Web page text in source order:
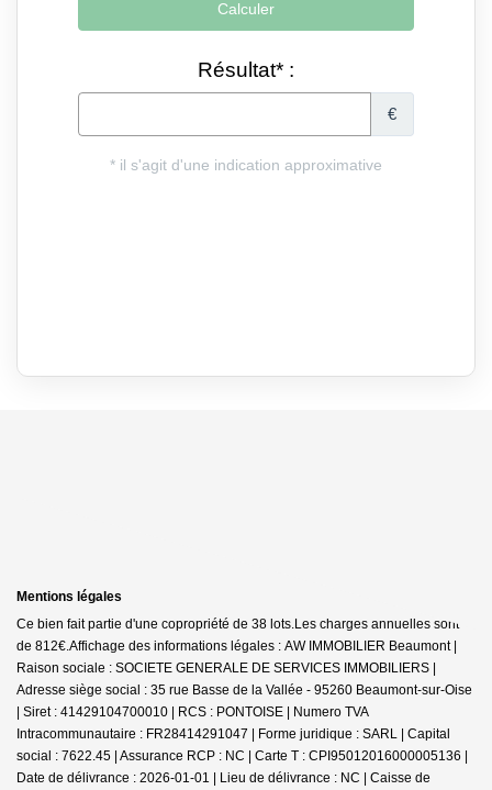
Mentions légales
Ce bien fait partie d'une copropriété de 38 lots.Les charges annuelles sont
de 812€. Affichage des informations légales : AW IMMOBILIER Beaumont |
Raison sociale : SOCIETE GENERALE DE SERVICES IMMOBILIERS |
Adresse siège social : 35 rue Basse de la Vallée - 95260 Beaumont-sur-Oise
| Siret : 41429104700010 | RCS : PONTOISE | Numero TVA
Intracommunautaire : FR28414291047 | Forme juridique : SARL | Capital
social : 7622.45 | Assurance RCP : NC | Carte T : CPI95012016000005136 |
Date de délivrance : 2026-01-01 | Lieu de délivrance : NC | Caisse de